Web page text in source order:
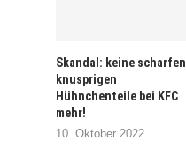
Skandal: keine scharfen
knusprigen
Hühnchenteile bei KFC
mehr!
10. Oktober 2022